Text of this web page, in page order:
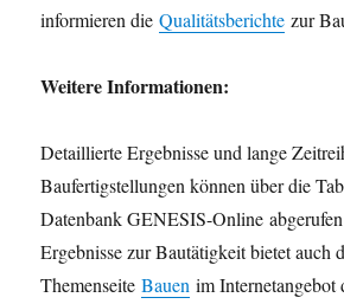
informieren dieQualitätsberichte zur
Weitere Informationen:
Detaillierte Ergebnisse und lange
Baufertigstellungen können über die
Datenbank GENESIS-Online
Ergebnisse zur Bautätigkeit bietet auch
ThemenseiteBauen im Internetangebot